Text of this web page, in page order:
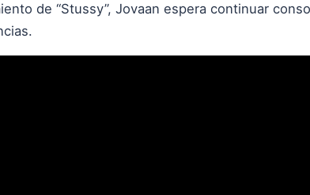
de “Stussy”, Jovaan espera continuar